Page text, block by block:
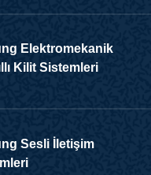
Elektromekanik
Kilit Sistemleri
Sesli İletişim